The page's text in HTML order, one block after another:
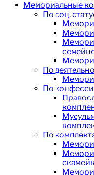
Мемориальные
По соц.
По
По
По